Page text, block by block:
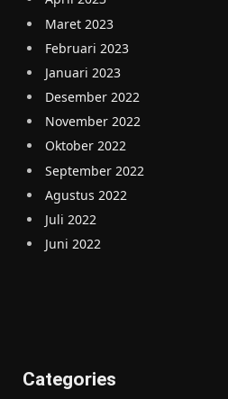
Maret 2023
Februari 2023
Januari 2023
Desember 2022
November 2022
Oktober 2022
September 2022
Agustus 2022
Juli 2022
Juni 2022
Categories